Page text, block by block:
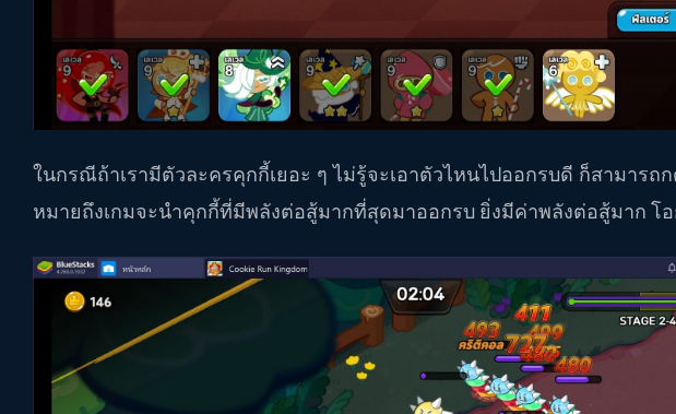
ในกรณีถ้าเรามีตัวละครคุกกี้เยอะ ๆ ไม่รู้จะเอาตัวไหนไปออกรบดี ก็สามารถก
หมายถึงเกมจะนำคุกกี้ที่มีพลังต่อสู้มากที่สุดมาออกรบ ยิ่งมีค่าพลังต่อสู้มาก โ